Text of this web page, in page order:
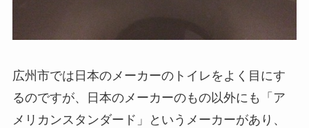
広州市では日本のメーカーのトイレをよく目にす
るのですが、日本のメーカーのもの以外にも「ア
メリカンスタンダード」というメーカーがあり、